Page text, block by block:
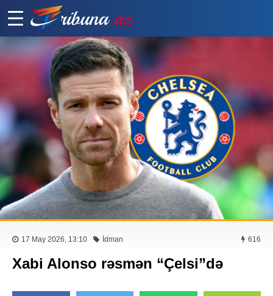
17 May 2026, 13:10 İdman 616
Xabi Alonso rəsmən “Çelsi”də